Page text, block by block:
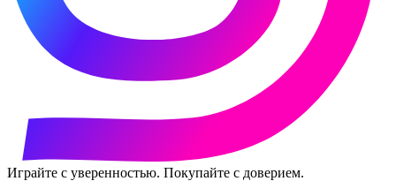
Играйте с уверенностью. Покупайте с доверием.